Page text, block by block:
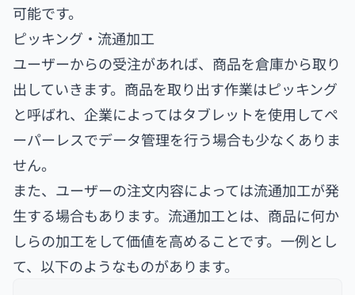
可能です。
ピッキング・流通加工
ユーザーからの受注があれば、商品を倉庫から取り
出していきます。商品を取り出す作業はピッキング
と呼ばれ、企業によってはタブレットを使用してペ
ーパーレスでデータ管理を行う場合も少なくありま
せん。
また、ユーザーの注文内容によっては流通加工が発
生する場合もあります。流通加工とは、商品に何か
しらの加工をして価値を高めることです。一例とし
て、以下のようなものがあります。